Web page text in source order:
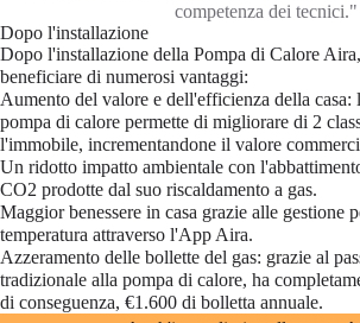
competenza dei tecnici."
Dopo l'installazione
Dopo l'installazione della Pompa di Calore
beneficiare di numerosi vantaggi:
Aumento del valore e dell'efficienza della casa:
pompa di calore permette di migliorare di 2
l'immobile, incrementandone il valore
Un ridotto impatto ambientale con
CO2 prodotte dal suo riscaldamento a gas.
Maggior benessere in casa grazie alle gestione
temperatura attraverso l'App Aira.
Azzeramento delle bollette del gas: grazie al
tradizionale alla pompa di calore, ha
di conseguenza, €1.600 di bolletta annuale.